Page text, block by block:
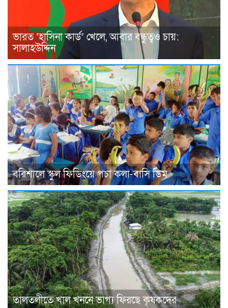
ভারত ‘হাসিনা কার্ড’ খেলে, আবার বন্ধুত্বও চায়:
সালাহউদ্দিন
বরিশালে স্কুল ফিডিংয়ে পচা কলা-বাসি ডিম
তালতলীতে খাল খননে ভাগ্য ফিরছে কৃষকদের